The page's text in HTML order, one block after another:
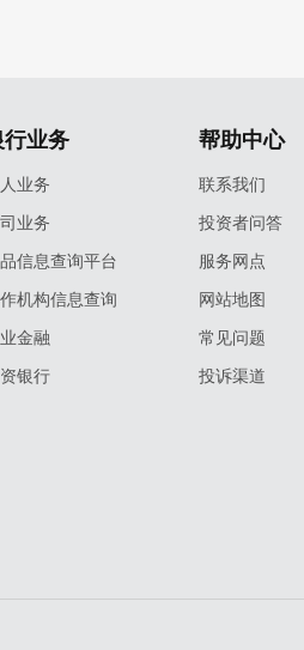
行业务
业务
业务
信息查询平台
机构信息查询
金融
银行
帮助中心
联系我们
投资者问答
服务网点
网站地图
常见问题
投诉渠道